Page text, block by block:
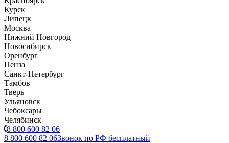
Курск
Липецк
Москва
Нижний Новгород
Новосибирск
Оренбург
Пенза
Санкт-Петербург
Тамбов
Тверь
Ульяновск
Чебоксары
Челябинск
8 800 600 82 06
8 800 600 82 06Звонок по РФ бесплатный